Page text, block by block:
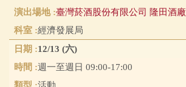
臺灣菸酒股份有限公司 隆田酒廠
經濟發展局
12/13 (六)
週一至週日 09:00-17:00